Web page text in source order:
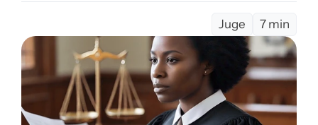
Juge 7 min